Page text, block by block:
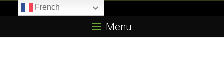
E85.com
Menu
French